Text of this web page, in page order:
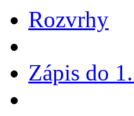
Rozvrhy
Zápis do